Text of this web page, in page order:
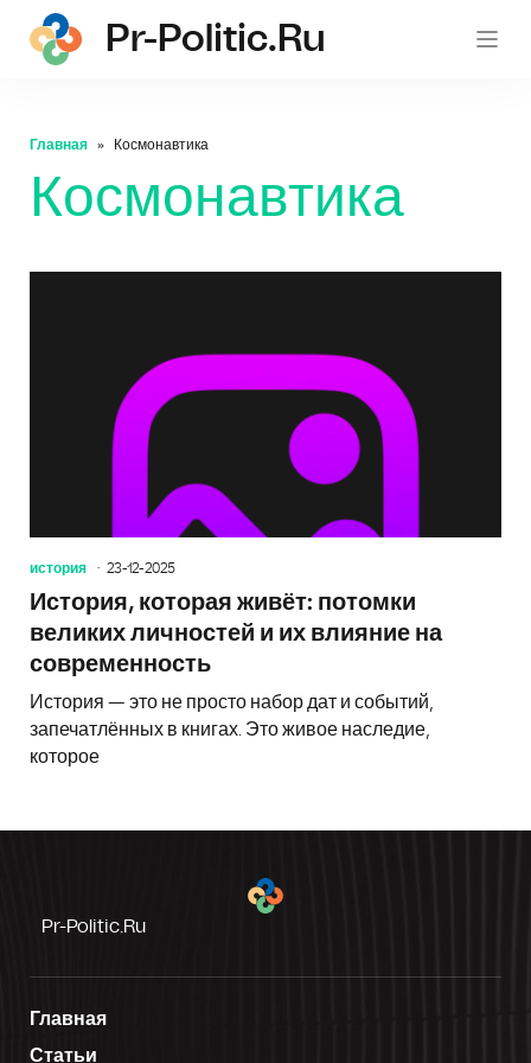
pr-
Pr-Politic.ru
Главная Космонавтика
Космонавтика
история 23-12-2025
История, которая живёт: потомки
великих личностей и их влияние на
современность
История — это не просто набор дат и событий,
запечатлённых в книгах. Это живое наследие,
которое
Pr-Politic.ru
Главная
Статьи